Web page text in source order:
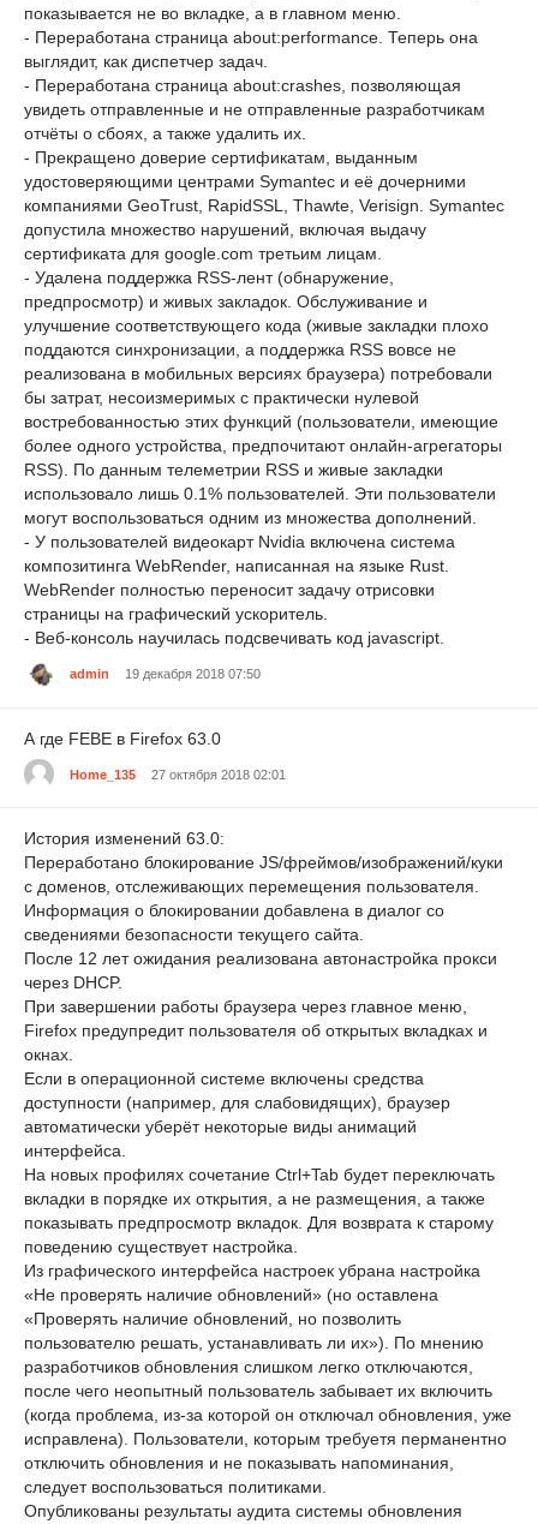
показывается не во вкладке, а в главном меню.
- Переработана страница about:performance. Теперь она
выглядит, как диспетчер задач.
- Переработана страница about:crashes, позволяющая
увидеть отправленные и не отправленные разработчикам
отчёты о сбоях, а также удалить их.
- Прекращено доверие сертификатам, выданным
удостоверяющими центрами Symantec и её дочерними
компаниями GeoTrust, RapidSSL, Thawte, Verisign. Symantec
допустила множество нарушений, включая выдачу
сертификата для google.com третьим лицам.
- Удалена поддержка RSS-лент (обнаружение,
предпросмотр) и живых закладок. Обслуживание и
улучшение соответствующего кода (живые закладки плохо
поддаются синхронизации, а поддержка RSS вовсе не
реализована в мобильных версиях браузера) потребовали
бы затрат, несоизмеримых с практически нулевой
востребованностью этих функций (пользователи, имеющие
более одного устройства, предпочитают онлайн-агрегаторы
RSS). По данным телеметрии RSS и живые закладки
использовало лишь 0.1% пользователей. Эти пользователи
могут воспользоваться одним из множества дополнений.
- У пользователей видеокарт Nvidia включена система
композитинга WebRender, написанная на языке Rust.
WebRender полностью переносит задачу отрисовки
страницы на графический ускоритель.
- Веб-консоль научилась подсвечивать код javascript.
admin 19 декабря 2018 07:50
А где FEBE в Firefox 63.0
Home_135 27 октября 2018 02:01
История изменений 63.0:
Переработано блокирование JS/фреймов/изображений/куки
с доменов, отслеживающих перемещения пользователя.
Информация о блокировании добавлена в диалог со
сведениями безопасности текущего сайта.
После 12 лет ожидания реализована автонастройка прокси
через DHCP.
При завершении работы браузера через главное меню,
Firefox предупредит пользователя об открытых вкладках и
окнах.
Если в операционной системе включены средства
доступности (например, для слабовидящих), браузер
автоматически уберёт некоторые виды анимаций
интерфейса.
На новых профилях сочетание Ctrl+Tab будет переключать
вкладки в порядке их открытия, а не размещения, а также
показывать предпросмотр вкладок. Для возврата к старому
поведению существует настройка.
Из графического интерфейса настроек убрана настройка
«Не проверять наличие обновлений» (но оставлена
«Проверять наличие обновлений, но позволить
пользователю решать, устанавливать ли их»). По мнению
разработчиков обновления слишком легко отключаются,
после чего неопытный пользователь забывает их включить
(когда проблема, из-за которой он отключал обновления, уже
исправлена). Пользователи, которым требуетя перманентно
отключить обновления и не показывать напоминания,
следует воспользоваться политиками.
Опубликованы результаты аудита системы обновления